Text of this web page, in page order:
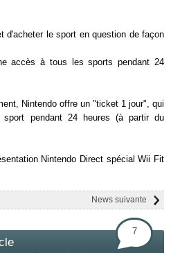
d'acheter le sport en question de façon
accès à tous les sports pendant 24
Nintendo offre un "ticket 1 jour", qui
pendant 24 heures (à partir du
Nintendo Direct spécial Wii Fit
News suivante
7